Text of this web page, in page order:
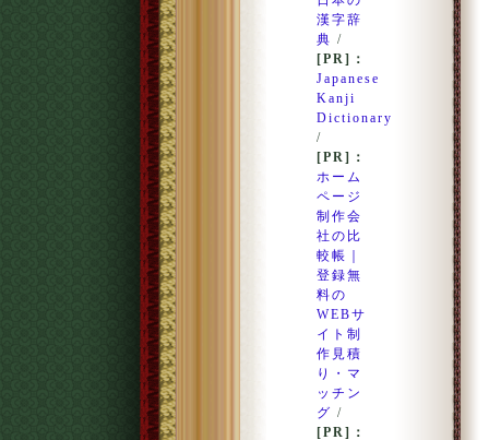
漢字辞
典 /
[PR]：
Japanese
Kanji
Dictionary
/
[PR]：
ホーム
ページ
制作会
社の比
較帳｜
登録無
料の
WEBサ
イト制
作見積
り・マ
ッチン
グ /
[PR]：